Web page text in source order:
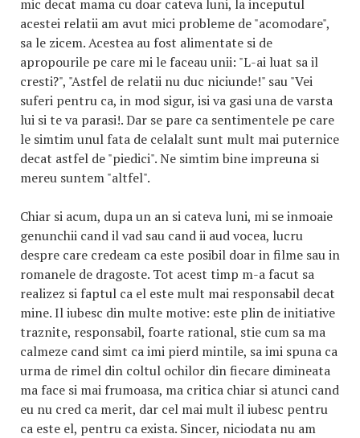
mic decat mama cu doar cateva luni, la inceputul
acestei relatii am avut mici probleme de "acomodare",
sa le zicem. Acestea au fost alimentate si de
apropourile pe care mi le faceau unii: "L-ai luat sa il
cresti?", "Astfel de relatii nu duc niciunde!" sau "Vei
suferi pentru ca, in mod sigur, isi va gasi una de varsta
lui si te va parasi!. Dar se pare ca sentimentele pe care
le simtim unul fata de celalalt sunt mult mai puternice
decat astfel de "piedici". Ne simtim bine impreuna si
mereu suntem "altfel".
Chiar si acum, dupa un an si cateva luni, mi se inmoaie
genunchii cand il vad sau cand ii aud vocea, lucru
despre care credeam ca este posibil doar in filme sau in
romanele de dragoste. Tot acest timp m-a facut sa
realizez si faptul ca el este mult mai responsabil decat
mine. Il iubesc din multe motive: este plin de initiative
traznite, responsabil, foarte rational, stie cum sa ma
calmeze cand simt ca imi pierd mintile, sa imi spuna ca
urma de rimel din coltul ochilor din fiecare dimineata
ma face si mai frumoasa, ma critica chiar si atunci cand
eu nu cred ca merit, dar cel mai mult il iubesc pentru
ca este el, pentru ca exista. Sincer, niciodata nu am